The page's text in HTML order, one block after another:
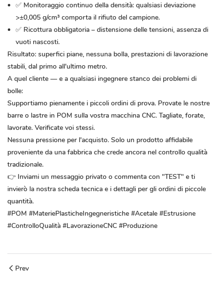
✅ Monitoraggio continuo della densità: qualsiasi deviazione
>±0,005 g/cm³ comporta il rifiuto del campione.
✅ Ricottura obbligatoria – distensione delle tensioni, assenza di
vuoti nascosti.
Risultato: superfici piane, nessuna bolla, prestazioni di lavorazione
stabili, dal primo all'ultimo metro.
A quel cliente — e a qualsiasi ingegnere stanco dei problemi di
bolle:
Supportiamo pienamente i piccoli ordini di prova. Provate le nostre
barre o lastre in POM sulla vostra macchina CNC. Tagliate, forate,
lavorate. Verificate voi stessi.
Nessuna pressione per l'acquisto. Solo un prodotto affidabile
proveniente da una fabbrica che crede ancora nel controllo qualità
tradizionale.
👉 Inviami un messaggio privato o commenta con "TEST" e ti
invierò la nostra scheda tecnica e i dettagli per gli ordini di piccole
quantità.
#POM #MateriePlasticheIngegneristiche #Acetale #Estrusione
#ControlloQualità #LavorazioneCNC #Produzione
Prev